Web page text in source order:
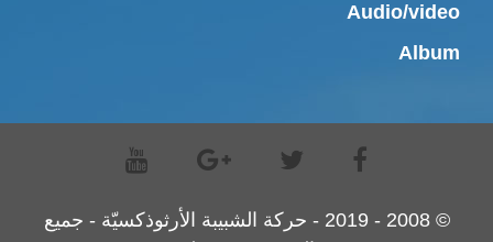
Audio/video
Album
© 2008 - 2019 - حركة الشبيبة الأرثوذكسيّة - جميع